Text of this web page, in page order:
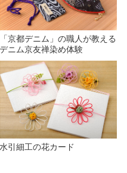
「京都デニム」の職人が教える
デニム京友禅染め体験
水引細工の花カード